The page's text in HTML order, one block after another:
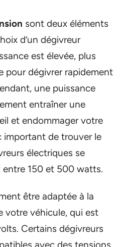
sont deux éléments
d’un dégivreur
est élevée, plus
pour dégivrer rapidement
une puissance
entraîner une
et endommager votre
important de trouver le
électriques se
150 et 500 watts.
être adaptée à la
votre véhicule, qui est
Certains dégivreurs